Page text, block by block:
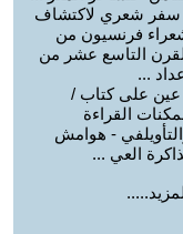
سفر شعري لاكتشاف
فرنسيون من
التاسع عشر من
...
عين على كتاب /
القراءة
- هوامش
العي ...